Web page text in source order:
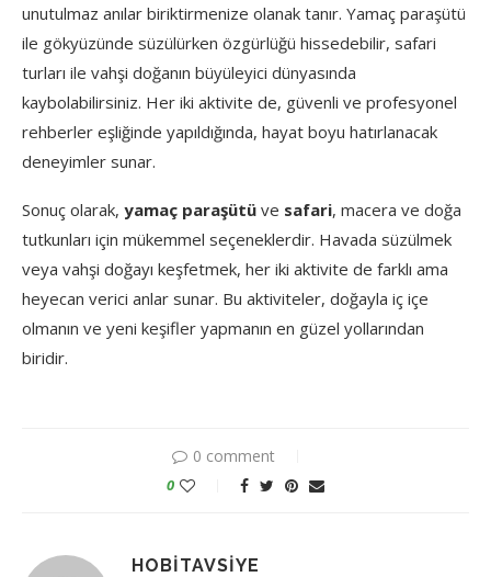
unutulmaz anılar biriktirmenize olanak tanır. Yamaç paraşütü
ile gökyüzünde süzülürken özgürlüğü hissedebilir, safari
turları ile vahşi doğanın büyüleyici dünyasında
kaybolabilirsiniz. Her iki aktivite de, güvenli ve profesyonel
rehberler eşliğinde yapıldığında, hayat boyu hatırlanacak
deneyimler sunar.
Sonuç olarak, yamaç paraşütü ve safari, macera ve doğa
tutkunları için mükemmel seçeneklerdir. Havada süzülmek
veya vahşi doğayı keşfetmek, her iki aktivite de farklı ama
heyecan verici anlar sunar. Bu aktiviteler, doğayla iç içe
olmanın ve yeni keşifler yapmanın en güzel yollarından
biridir.
0 comment
0
HOBITAVSIYE